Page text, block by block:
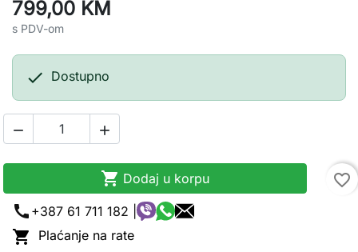
799,00 KM
s PDV-om
 Dostupno
 
 Dodaj u korpu
favorite_border
call +387 61 711 182 |
 Plaćanje na rate